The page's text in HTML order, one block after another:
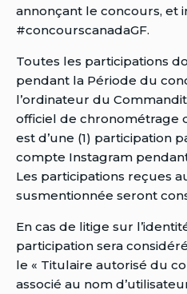
annonçant le concours, et
#concourscanadaGF.
Toutes les participations
pendant la Période du
l’ordinateur du
officiel de chronométrage
est d’une (1) participation
compte Instagram
Les participations reçues
susmentionnée seront
En cas de litige sur
participation sera
le « Titulaire autorisé du
associé au nom